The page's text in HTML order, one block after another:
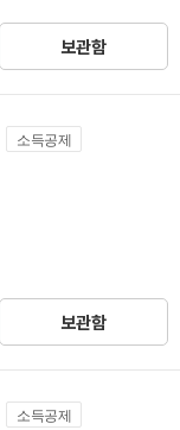
보관함
소득공제
보관함
소득공제